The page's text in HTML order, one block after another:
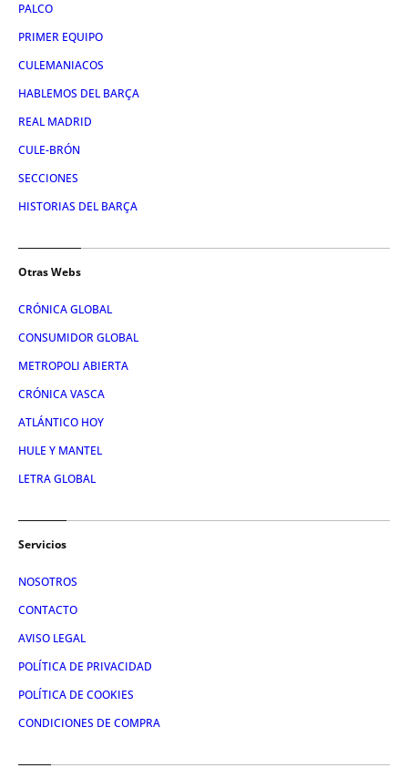
PALCO
PRIMER EQUIPO
CULEMANIACOS
HABLEMOS DEL BARÇA
REAL MADRID
CULE-BRÓN
SECCIONES
HISTORIAS DEL BARÇA
Otras Webs
CRÓNICA GLOBAL
CONSUMIDOR GLOBAL
METROPOLI ABIERTA
CRÓNICA VASCA
ATLÁNTICO HOY
HULE Y MANTEL
LETRA GLOBAL
Servicios
NOSOTROS
CONTACTO
AVISO LEGAL
POLÍTICA DE PRIVACIDAD
POLÍTICA DE COOKIES
CONDICIONES DE COMPRA